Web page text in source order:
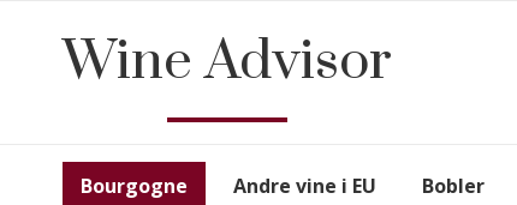
Wine Advisor
Bourgogne Andre vine i EU Bobler